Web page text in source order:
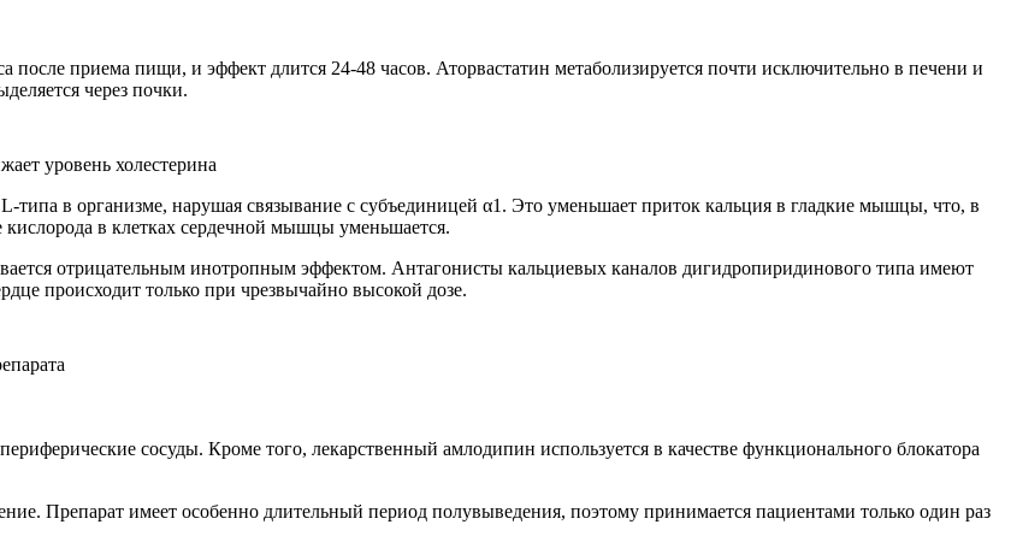
после приема пищи, и эффект длится 24-48 часов. Аторвастатин метаболизируется почти исключительно в печени и
через почки.
уровень холестерина
в организме, нарушая связывание с субъединицей α1. Это уменьшает приток кальция в гладкие мышцы, что, в
в клетках сердечной мышцы уменьшается.
отрицательным инотропным эффектом. Антагонисты кальциевых каналов дигидропиридинового типа имеют
происходит только при чрезвычайно высокой дозе.
сосуды. Кроме того, лекарственный амлодипин используется в качестве функционального блокатора
Препарат имеет особенно длительный период полувыведения, поэтому принимается пациентами только один раз